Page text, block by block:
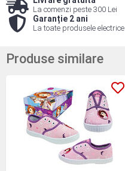
La comenzi peste 300 Lei
Garanție 2 ani
La toate produsele electrice
Produse similare